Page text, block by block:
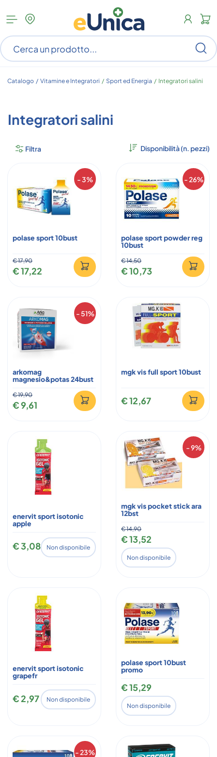
Apri
menu
categorie
Catalogo / Vitamine e Integratori / Sport ed Energia / Integratori salini
Integratori salini
Filtra
- 3%
polase sport 10bust
€ 17,90
€ 17,22
- 26%
polase sport powder reg
10bust
€ 14,50
€ 10,73
- 51%
arkomag
magnesio&potas 24bust
€ 19,90
€ 9,61
mgk vis full sport 10bust
€ 12,67
enervit sport isotonic
apple
€ 3,08 Non disponibile
- 9%
mgk vis pocket stick ara
12bst
€ 14,90
€ 13,52
Non disponibile
enervit sport isotonic
grapefr
€ 2,97 Non disponibile
polase sport 10bust
promo
€ 15,29
Non disponibile
- 23%